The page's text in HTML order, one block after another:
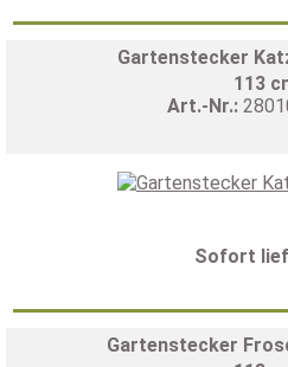
Gartenstecker
113
Art.-Nr.:
Sofort
Gartenstecker